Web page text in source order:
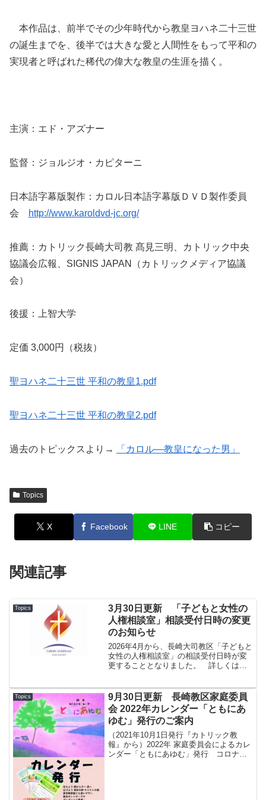
本作品は、前半でその少年時代から教皇ヨハネ二十三世
の誕生までを、後半では大きな愛と人間性をもって平和の
実現者と呼ばれた稀代の偉大な教皇の生涯を描く。
主演：エド・アズナー
監督：ジョルジオ・カピターニ
日本語字幕版製作：カロル日本語字幕版ＤＶＤ製作委員
会
http://www.karoldvd-jc.org/
推薦：カトリック長崎大司教 髙見三明、カトリック中央
協議会広報、SIGNIS JAPAN（カトリックメディア協議
会）
後援：上智大学
定価 3,000円（税抜）
聖ヨハネ二十三世 平和の教皇1.pdf
聖ヨハネ二十三世 平和の教皇2.pdf
過去のトピックスより→ 「カロル―教皇になった男」
Topics
X Facebook LINE コピー
関連記事
Topics
3月30日更新 「子どもと女性の
人権相談室」相談受付日時の変更
のお知らせ
2026年4月から、長崎大司教区「子どもと
女性の人権相談室」の相談受付日時が変
更することとなりました。 詳しくはこ
くお願いいたします。
Topics
9月30日更新 長崎教区家庭委員
会 2022年カレンダー「ともにあ
ゆむ」発行のご案内
（2021年10月1日発行『カトリック教
報』から）2022年 家庭委員会によるカレ
ンダー「ともにあゆむ」発行 コロナ禍